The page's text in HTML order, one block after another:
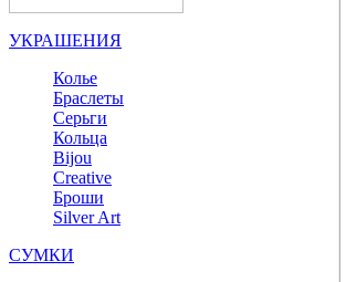
УКРАШЕНИЯ
Колье
Браслеты
Серьги
Кольца
Bijou
Сreative
Броши
Silver Art
СУМКИ